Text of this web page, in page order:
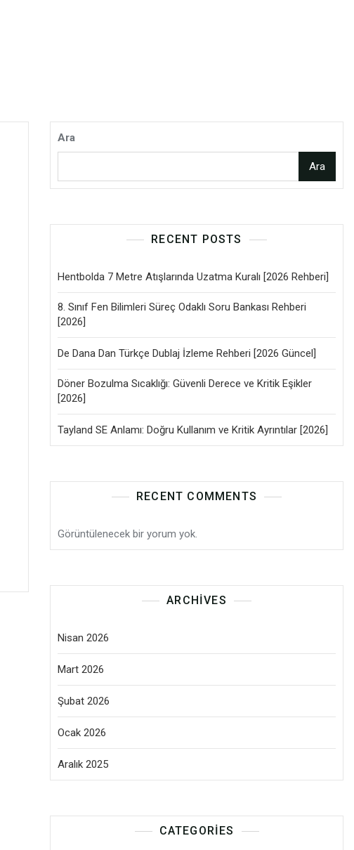
Ara
Ara
RECENT POSTS
Hentbolda 7 Metre Atışlarında Uzatma Kuralı [2026 Rehberi]
8. Sınıf Fen Bilimleri Süreç Odaklı Soru Bankası Rehberi
[2026]
De Dana Dan Türkçe Dublaj İzleme Rehberi [2026 Güncel]
Döner Bozulma Sıcaklığı: Güvenli Derece ve Kritik Eşikler
[2026]
Tayland SE Anlamı: Doğru Kullanım ve Kritik Ayrıntılar [2026]
RECENT COMMENTS
Görüntülenecek bir yorum yok.
ARCHIVES
Nisan 2026
Mart 2026
Şubat 2026
Ocak 2026
Aralık 2025
CATEGORIES